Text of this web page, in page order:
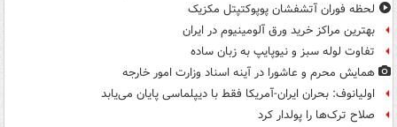
لحظه فوران آتشفشان پوپوکتپتل مکزیک
بهترین مراکز خرید ورق آلومینیوم در ایران
تفاوت لوله سبز و نیوپایپ به زبان ساده
همایش محرم و عاشورا در آینه اسناد وزارت امور خارجه
اولیانوف: بحران ایران-آمریکا فقط با دیپلماسی پایان می‌یابد
صلاح ترک‌ها را پولدار کرد